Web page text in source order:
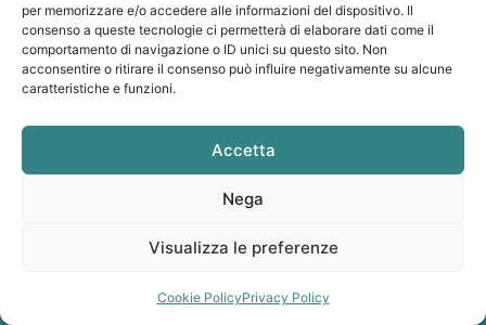
per memorizzare e/o accedere alle informazioni del dispositivo. Il
consenso a queste tecnologie ci permetterà di elaborare dati come il
comportamento di navigazione o ID unici su questo sito. Non
acconsentire o ritirare il consenso può influire negativamente su alcune
caratteristiche e funzioni.
Accetta
Nega
Visualizza le preferenze
Cookie PolicyPrivacy Policy